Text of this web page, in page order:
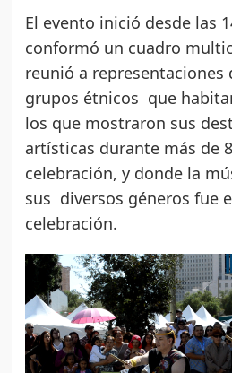
El evento inició desde las
conformó un cuadro
reunió a representaciones
grupos étnicos que
los que mostraron sus
artísticas durante más de
celebración, y donde la
sus diversos géneros fue
celebración.